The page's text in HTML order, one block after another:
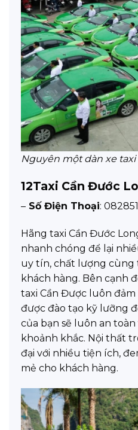
Nguyên một dàn xe taxi
12Taxi Cần Đước
– Số Điện Thoại:
Hãng taxi Cần Đước
nhanh chóng để lại
uy tín, chất lượng cùng
khách hàng. Bên cạnh
taxi Cần Được luôn
được đào tạo kỹ lưỡng
của bạn sẽ luôn an
khoảnh khắc. Nội thất
đại với nhiều tiện ích,
mẻ cho khách hàng.